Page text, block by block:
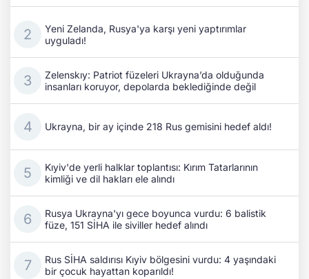
Yeni Zelanda, Rusya'ya karşı yeni yaptırımlar
uyguladı!
Zelenskıy: Patriot füzeleri Ukrayna’da olduğunda
insanları koruyor, depolarda beklediğinde değil
Ukrayna, bir ay içinde 218 Rus gemisini hedef aldı!
Kıyiv'de yerli halklar toplantısı: Kırım Tatarlarının
kimliği ve dil hakları ele alındı
Rusya Ukrayna'yı gece boyunca vurdu: 6 balistik
füze, 151 SİHA ile siviller hedef alındı
Rus SİHA saldırısı Kıyiv bölgesini vurdu: 4 yaşındaki
bir çocuk hayattan koparıldı!